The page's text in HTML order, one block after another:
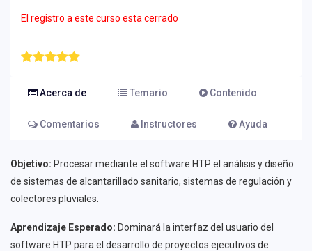
El registro a este curso esta cerrado
Acerca de Temario Contenido
Comentarios Instructores Ayuda
Objetivo: Procesar mediante el software HTP el análisis y diseño
de sistemas de alcantarillado sanitario, sistemas de regulación y
colectores pluviales.
Aprendizaje Esperado: Dominará la interfaz del usuario del
software HTP para el desarrollo de proyectos ejecutivos de